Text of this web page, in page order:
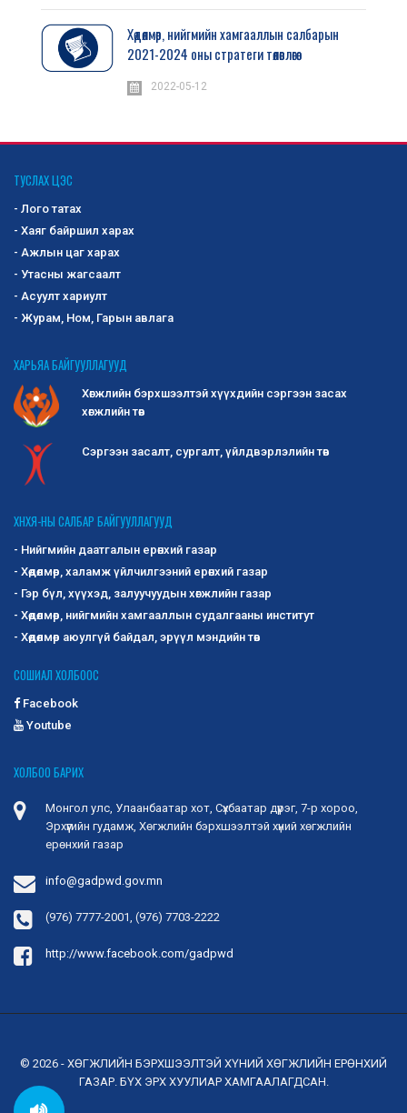
Хөдөлмөр, нийгмийн хамгааллын салбарын
2021-2024 оны стратеги төлөвлөгөө
2022-05-12
ТУСЛАХ ЦЭС
- Лого татах
- Хаяг байршил харах
- Ажлын цаг харах
- Утасны жагсаалт
- Асуулт хариулт
- Журам, Ном, Гарын авлага
ХАРЬЯА БАЙГУУЛЛАГУУД
Хөгжлийн бэрхшээлтэй хүүхдийн сэргээн засах
хөгжлийн төв
Сэргээн засалт, сургалт, үйлдвэрлэлийн төв
ХНХЯ-НЫ САЛБАР БАЙГУУЛЛАГУУД
- Нийгмийн даатгалын ерөнхий газар
- Хөдөлмөр, халамж үйлчилгээний ерөнхий газар
- Гэр бүл, хүүхэд, залуучуудын хөгжлийн газар
- Хөдөлмөр, нийгмийн хамгааллын судалгааны институт
- Хөдөлмөр аюулгүй байдал, эрүүл мэндийн төв
СОШИАЛ ХОЛБООС
Facebook
Youtube
ХОЛБОО БАРИХ
Монгол улс, Улаанбаатар хот, Сүхбаатар дүүрэг, 7-р хороо,
Эрхүүгийн гудамж, Хөгжлийн бэрхшээлтэй хүний хөгжлийн
ерөнхий газар
info@gadpwd.gov.mn
(976) 7777-2001, (976) 7703-2222
http://www.facebook.com/gadpwd
© 2026 - ХӨГЖЛИЙН БЭРХШЭЭЛТЭЙ ХҮНИЙ ХӨГЖЛИЙН ЕРӨНХИЙ
ГАЗАР. БҮХ ЭРХ ХУУЛИАР ХАМГААЛАГДСАН.